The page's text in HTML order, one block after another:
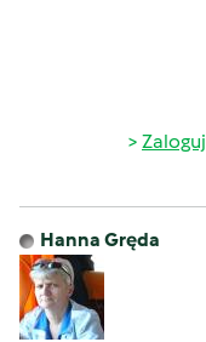
Zaloguj
Hanna Gręda